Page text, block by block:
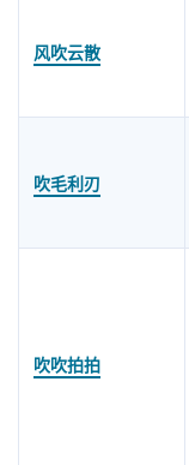
风吹云散
吹毛利刃
吹吹拍拍